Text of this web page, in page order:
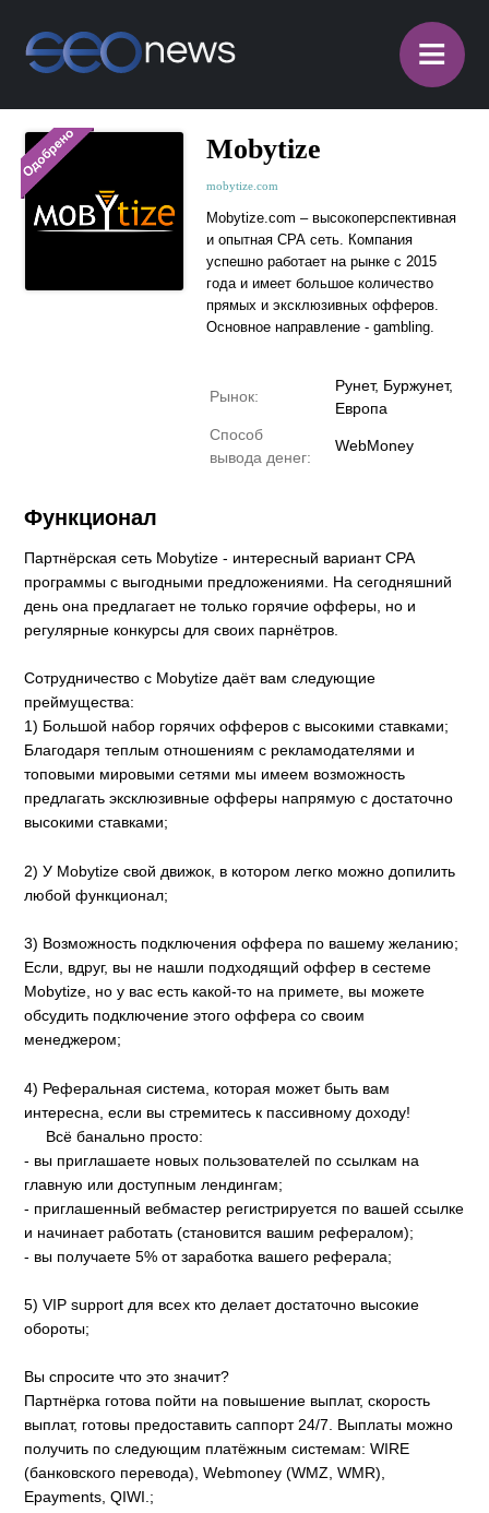
≡
Mobytize
mobytize.com
Mobytize.com – высокоперспективная
и опытная СРА сеть. Компания
успешно работает на рынке с 2015
года и имеет большое количество
прямых и эксклюзивных офферов.
Основное направление - gambling.
Рынок:
Рунет, Буржунет,
Европа
Способ
вывода денег:
WebMoney
Функционал
Партнёрская сеть Mobytize - интересный вариант CPA
программы с выгодными предложениями. На сегодняшний
день она предлагает не только горячие офферы, но и
регулярные конкурсы для своих парнётров.
Сотрудничество с Mobytize даёт вам следующие
преймущества:
1) Большой набор горячих офферов с высокими ставками;
Благодаря теплым отношениям с рекламодателями и
топовыми мировыми сетями мы имеем возможность
предлагать эксклюзивные офферы напрямую с достаточно
высокими ставками;
2) У Mobytize свой движок, в котором легко можно допилить
любой функционал;
3) Возможность подключения оффера по вашему желанию;
Если, вдруг, вы не нашли подходящий оффер в сестеме
Mobytize, но у вас есть какой-то на примете, вы можете
обсудить подключение этого оффера со своим
менеджером;
4) Реферальная система, которая может быть вам
интересна, если вы стремитесь к пассивному доходу!
Всё банально просто:
- вы приглашаете новых пользователей по ссылкам на
главную или доступным лендингам;
- приглашенный вебмастер регистрируется по вашей ссылке
и начинает работать (становится вашим рефералом);
- вы получаете 5% от заработка вашего реферала;
5) VIP support для всех кто делает достаточно высокие
обороты;
Вы спросите что это значит?
Партнёрка готова пойти на повышение выплат, скорость
выплат, готовы предоставить саппорт 24/7. Выплаты можно
получить по следующим платёжным системам: WIRE
(банковского перевода), Webmoney (WMZ, WMR),
Epayments, QIWI.;